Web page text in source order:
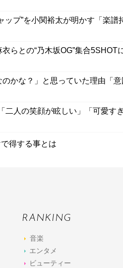
ップ”を小関裕太が明かす「楽譜
らとの“乃木坂OG”集合5SHOT
かな？」と思っていた理由「意
二人の笑顔が眩しい」「可愛す
得する事とは
RANKING
音楽
エンタメ
ビューティー